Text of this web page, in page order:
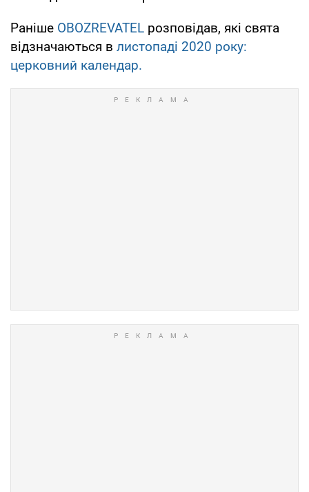
Раніше OBOZREVATEL розповідав, які свята
відзначаються в листопаді 2020 року:
церковний календар.